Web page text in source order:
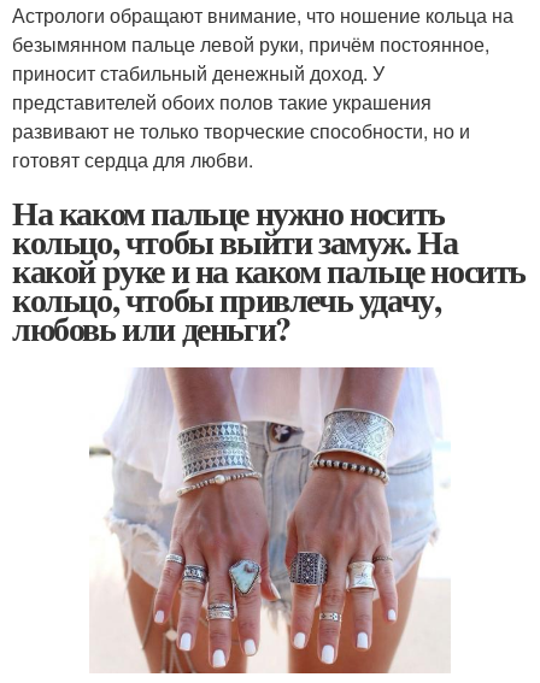
Астрологи обращают внимание, что ношение кольца на
безымянном пальце левой руки, причём постоянное,
приносит стабильный денежный доход. У
представителей обоих полов такие украшения
развивают не только творческие способности, но и
готовят сердца для любви.
На каком пальце нужно носить
кольцо, чтобы выйти замуж. На
какой руке и на каком пальце носить
кольцо, чтобы привлечь удачу,
любовь или деньги?